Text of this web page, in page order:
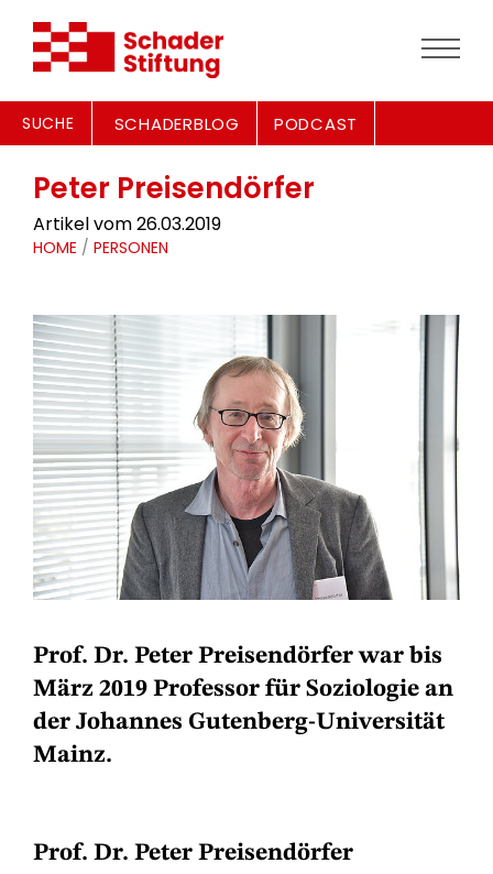
SUCHE SCHADERBLOG PODCAST
Peter Preisendörfer
Artikel vom 26.03.2019
HOME / PERSONEN
Prof. Dr. Peter Preisendörfer war bis
März 2019 Professor für Soziologie an
der Johannes Gutenberg-Universität
Mainz.
Prof. Dr. Peter Preisendörfer